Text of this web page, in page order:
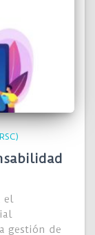
el
gestión de